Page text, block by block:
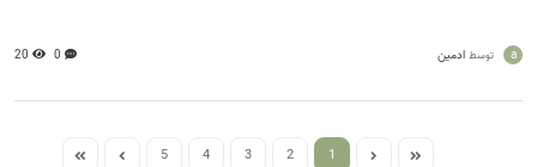
a توسط ادمین 0
20
1
2
3
4
5